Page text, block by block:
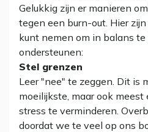
Gelukkig zijn er manieren
tegen een burn-out. Hier
kunt nemen om in balans
ondersteunen:
Stel grenzen
Leer "nee" te zeggen. Dit is
moeilijkste, maar ook
stress te verminderen.
doordat we te veel op ons